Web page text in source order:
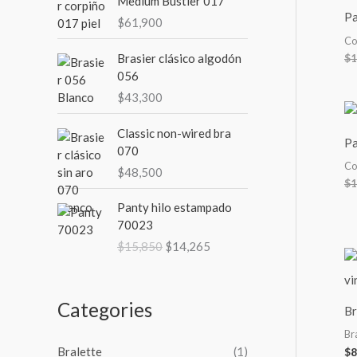
$61,900
Brasier clásico algodón
056
$43,300
Classic non-wired bra
070
$48,500
Panty hilo estampado
70023
$15,850 g
$14,265
Categories
Bralette (1)
$
$
$